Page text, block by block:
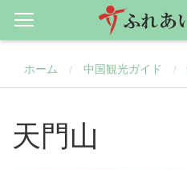
ホーム / 中国観光ガイド /
天門山